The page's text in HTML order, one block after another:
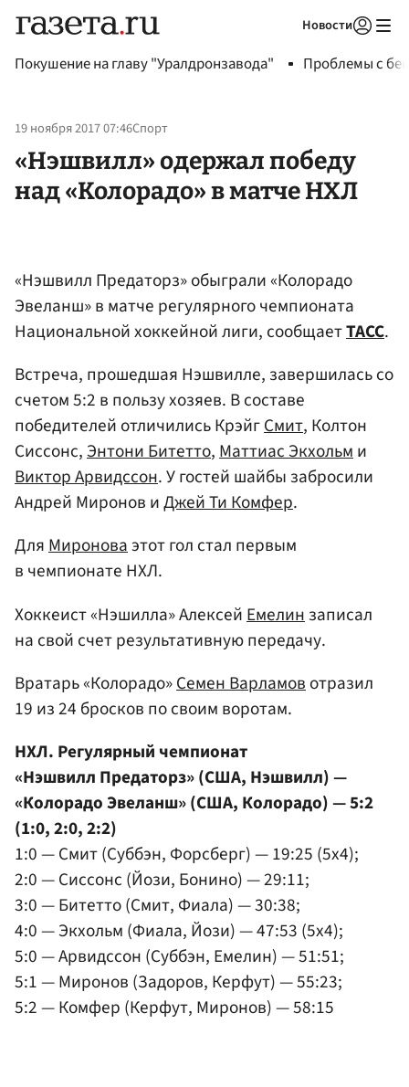
Новости
Покушение на главу "Уралдронзавода" Проблемы с
19 ноября 2017 07:46Спорт
«Нэшвилл» одержал победу
над «Колорадо» в матче НХЛ
«Нэшвилл Предаторз» обыграли «Колорадо
Эвеланш» в матче регулярного чемпионата
Национальной хоккейной лиги, сообщаетТАСС.
Встреча, прошедшая Нэшвилле, завершилась со
счетом 5:2 в пользу хозяев. В составе
победителей отличились КрэйгСмит, Колтон
Сиссонс,Энтони Битетто,Маттиас Экхольми
Виктор Арвидссон. У гостей шайбы забросили
Андрей Миронов иДжей Ти Комфер.
ДляМироноваэтот гол стал первым
в чемпионате НХЛ.
Хоккеист «Нэшилла» Алексей Емелин записал
на свой счет результативную передачу.
Вратарь «Колорадо»Семен Варламовотразил
19 из 24 бросков по своим воротам.
НХЛ. Регулярный чемпионат
«Нэшвилл Предаторз» (США, Нэшвилл) —
«Колорадо Эвеланш» (США, Колорадо) — 5:2
(1:0, 2:0, 2:2)
1:0 — Смит (Суббэн, Форсберг) — 19:25 (5x4);
2:0 — Сиссонс (Йози, Бонино) — 29:11;
3:0 — Битетто (Смит, Фиала) — 30:38;
4:0 — Экхольм (Фиала, Йози) — 47:53 (5x4);
5:0 — Арвидссон (Суббэн, Емелин) — 51:51;
5:1 — Миронов (Задоров, Керфут) — 55:23;
5:2 — Комфер (Керфут, Миронов) — 58:15